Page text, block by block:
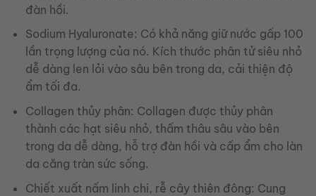
đàn hồi.
Sodium Hyaluronate: Có khả năng giữ nước gấp 100
lần trọng lượng của nó. Kích thước phân tử siêu nhỏ
dễ dàng len lỏi vào sâu bên trong da, cải thiện độ
ẩm tối đa.
Collagen thủy phân: Collagen được thủy phân
thành các hạt siêu nhỏ, thấm thâu sâu vào bên
trong da dễ dàng, hỗ trợ đàn hồi và cấp ẩm cho làn
da căng tràn sức sống.
Chiết xuất nấm linh chi, rễ cây thiên đông: Cung